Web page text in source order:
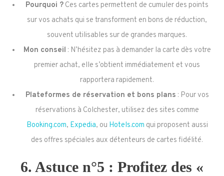
Pourquoi ? Ces cartes permettent de cumuler des points
sur vos achats qui se transforment en bons de réduction,
souvent utilisables sur de grandes marques.
Mon conseil : N’hésitez pas à demander la carte dès votre
premier achat, elle s’obtient immédiatement et vous
rapportera rapidement.
Plateformes de réservation et bons plans : Pour vos
réservations à Colchester, utilisez des sites comme
Booking.com, Expedia, ou Hotels.com qui proposent aussi
des offres spéciales aux détenteurs de cartes fidélité.
6. Astuce n°5 : Profitez des «